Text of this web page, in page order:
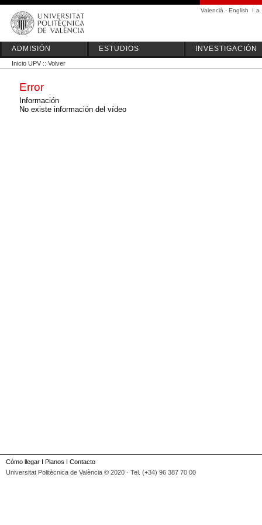
Valencià · English I a
ADMISIÓN ESTUDIOS INVESTIGACIÓN
Inicio UPV :: Volver
Error
Información
No existe información del vídeo
Cómo llegar I Planos I Contacto
Universitat Politècnica de València © 2020 · Tel. (+34) 96 387 70 00